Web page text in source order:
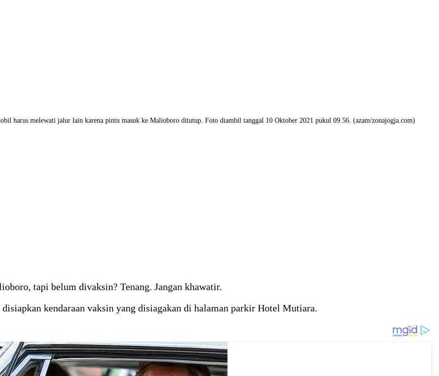
harus melewati jalur lain karena pintu masuk ke Malioboro ditutup. Foto diambil tanggal 10 Oktober 2021 pukul 09.56. (azam/zonajogja.com)
tapi belum divaksin? Tenang. Jangan khawatir.
kendaraan vaksin yang disiagakan di halaman parkir Hotel Mutiara.